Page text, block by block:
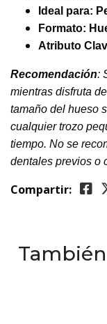
Ideal para:
Formato:
Atributo
Recomendación:
mientras disfruta
tamaño del hueso
cualquier trozo
tiempo. No se
dentales previos o
Compartir: